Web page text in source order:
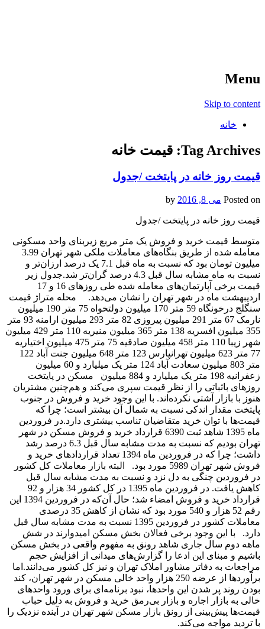
Menu
Skip to content
خانه
Tag Archives: قیمت خانه
قیمت روز خانه در پایتخت /جدول
Posted on می 8, 2016
قیمت روز خانه در پایتخت /جدول
متوسط قیمت خرید و فروش یک متر مربع زیربنای واحد مسکونی
معامله شده از طریق بنگاه‌های معاملات ملکی شهر تهران 3.99
میلیون تومان بود که نسبت به ماه قبل 7.1 یک درصد ارزان‌تر و
نسبت به ماه مشابه سال قبل 4.3 درصد گران‌تر شد.جدول زیر
قیمت برخی آپارتمان‌های معامله شده طی روزهای 16 و 17
اردیبهشت ماه در شهر تهران را نشان می‌دهد. محله متراژ قیمت
سنگلج درخونگاه 59 متر 170 میلیون دولتخواه 75 متر 190 میلیون
نارمک 67 متر 291 میلیون پیروزی 82 متر 293 میلیون ارامنه 93 متر
355 میلیون افسریه 138 متر 365 میلیون منیریه 110 متر 429 میلیون
شهر زیبا 110 متر 458 میلیون صادقیه 75 متر 475 میلیون اختیاریه
77 متر 623 میلیون تهرانپارس 123 متر 648 میلیون جنت آباد 122
متر 803 میلیون سعادت آباد 124 متر یک میلیارد و 60 میلیون
زعفرانیه 198 متر یک میلیارد و 884 میلیون مسکن در پایتخت
روزهای باثباتی را از نظر قیمت سپری می‌کند و هم‌چنین مشتریان
هنوز با بازار آشتی نکرده‌اند. با این وجود خرید و فروش در جنوب
پایتخت مقدار اندکی نسبت به شمال آن بیشتر است؛ چرا که
قیمت‌ها با توان خرید متقاضیان تناسب بیشتری دارد.در فروردین
ماه 1395 شاهد ثبت 6390 قرارداد خرید و فروش مسکن در شهر
تهران بودیم که نسبت به مدت مشابه سال قبل 6.3 درصد رشد
داشت؛ چرا که در فروردین ماه 1394 تعداد قراردادهای خرید و
فروش شهر تهران 5989 مورد بود. البته بازار معاملات کل کشور
در فروردین چنگی به دل نزد و نسبت به مدت مشابه سال قبل
کاهش یافت. در فروردین ماه 1395 در کل کشور 34 هزار و 92
قرارداد خرید و فروش امضاء شد؛ حال آن‌که در فروردین 1394 این
رقم 52 هزار و 540 مورد بود که نشان از کاهش 35 درصدی
معاملات کشور در فروردین 1395 نسبت به مدت مشابه سال قبل
دارد. با این وجود برخی فعالان بخش مسکن امیدوارند در شش
ماهه دوم سال جاری شاهد رونق به مفهوم واقعی در بخش مسکن
باشیم و مبنای این ادعا را گزارش‌های میدانی از افزایش حجم
مراجعات به دفاتر مشاور املاک تهران و نیز کل کشور می‌دانند.اما
برآوردها از عرضه 250 هزار واحد خالی مسکن در شهر تهران، کند
بودن روند پر شدن این واحدها، نبود برنامه‌ای برای ورود واحدهای
خالی به بازار اجاره و بازار بی‌رمق خرید و فروش به دلیل حباب
قیمت‌ها پیش‌بینی از رونق بازار مسکن شهر تهران در آینده نزدیک را
با تردید مواجه می‌کند.